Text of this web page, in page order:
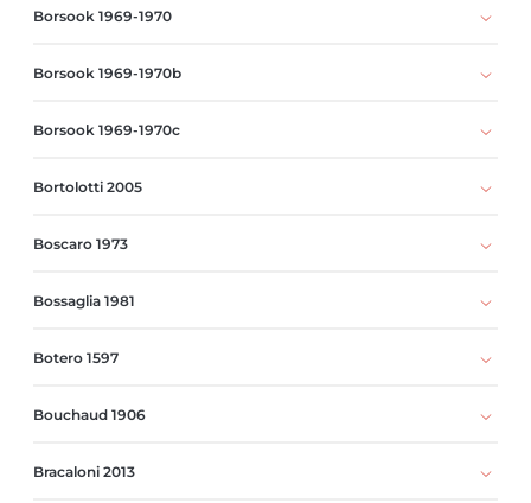
Borsook 1969-1970
Borsook 1969-1970b
Borsook 1969-1970c
Bortolotti 2005
Boscaro 1973
Bossaglia 1981
Botero 1597
Bouchaud 1906
Bracaloni 2013